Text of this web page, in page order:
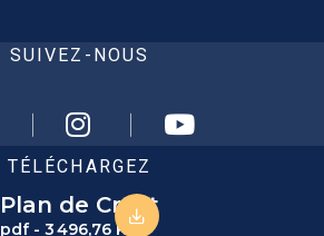
SUIVEZ-NOUS
TÉLÉCHARGEZ
Plan de Crest
pdf - 3 496,76 KB